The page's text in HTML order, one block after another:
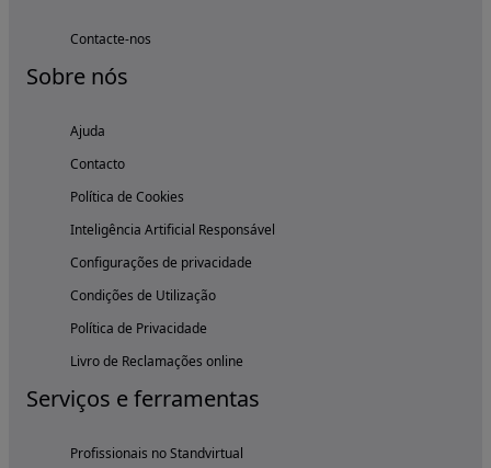
Contacte-nos
Sobre nós
Ajuda
Contacto
Política de Cookies
Inteligência Artificial Responsável
Configurações de privacidade
Condições de Utilização
Política de Privacidade
Livro de Reclamações online
Serviços e ferramentas
Profissionais no Standvirtual